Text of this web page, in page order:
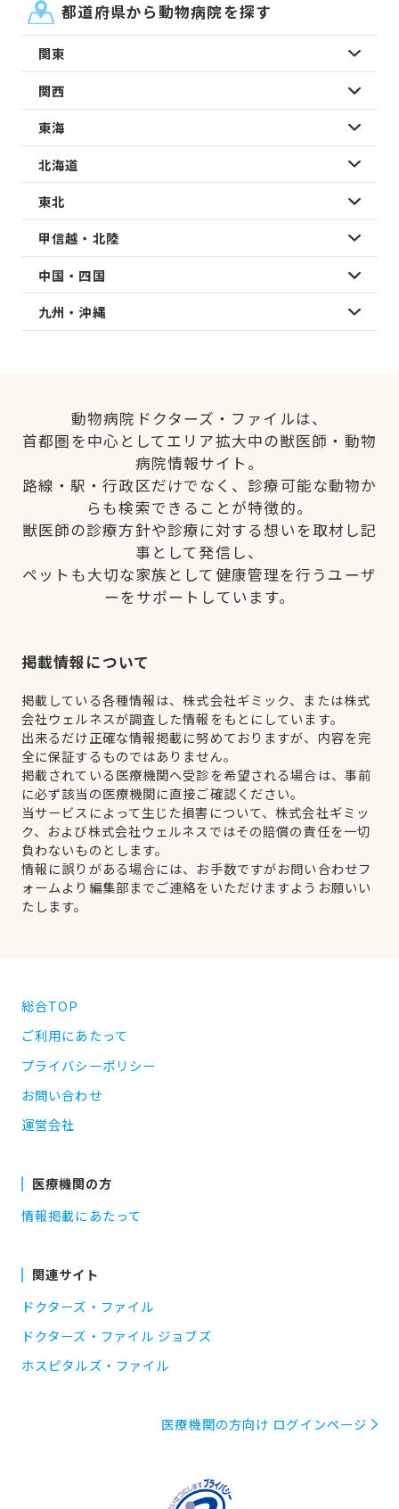
都道府県から動物病院を探す
関東
関西
東海
北海道
東北
甲信越・北陸
中国・四国
九州・沖縄
動物病院ドクターズ・ファイルは、
首都圏を中心としてエリア拡大中の獣医師・動物
病院情報サイト。
路線・駅・行政区だけでなく、診療可能な動物か
らも検索できることが特徴的。
獣医師の診療方針や診療に対する想いを取材し記
事として発信し、
ペットも大切な家族として健康管理を行うユーザ
ーをサポートしています。
掲載情報について
掲載している各種情報は、株式会社ギミック、または株式
会社ウェルネスが調査した情報をもとにしています。
出来るだけ正確な情報掲載に努めておりますが、内容を完
全に保証するものではありません。
掲載されている医療機関へ受診を希望される場合は、事前
に必ず該当の医療機関に直接ご確認ください。
当サービスによって生じた損害について、株式会社ギミッ
ク、および株式会社ウェルネスではその賠償の責任を一切
負わないものとします。
情報に誤りがある場合には、お手数ですがお問い合わせフ
ォームより編集部までご連絡をいただけますようお願いい
たします。
総合TOP
ご利用にあたって
プライバシーポリシー
お問い合わせ
運営会社
医療機関の方
情報掲載にあたって
関連サイト
ドクターズ・ファイル
ドクターズ・ファイル ジョブズ
ホスピタルズ・ファイル
医療機関の方向け ログインページ